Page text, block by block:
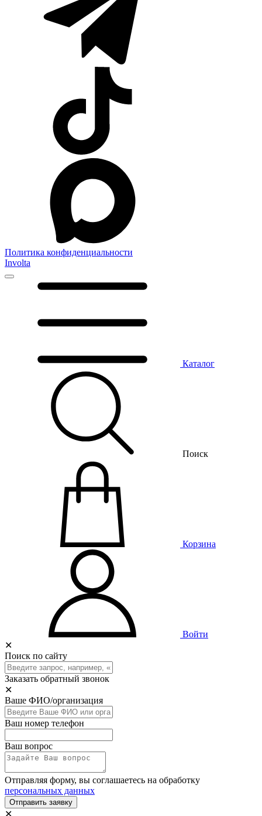
Политика конфиденциальности
Involta
Каталог
Поиск
Корзина
Войти
✕
Поиск по сайту
Заказать обратный звонок
✕
Ваше ФИО/организация
Ваш номер телефон
Ваш вопрос
Отправляя форму, вы соглашаетесь на обработку
персональных данных
Отправить заявку
✕